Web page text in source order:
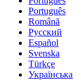
Português
Română
Русский
Español
Svenska
Türkçe
Українська